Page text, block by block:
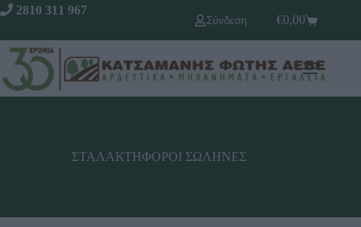
2810 311 967
Σύνδεση
€0,00
ΣΤΑΛΑΚΤΗΦΟΡΟΙ ΣΩΛΗΝΕΣ